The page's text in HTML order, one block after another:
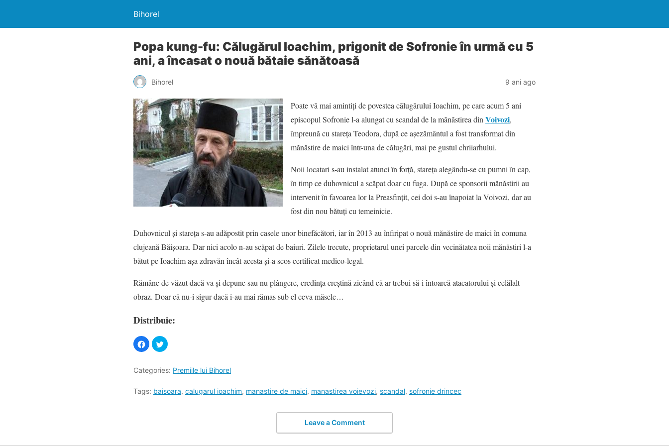
Bihorel
Popa kung-fu: Călugărul Ioachim, prigonit de Sofronie în urmă cu 5
ani, a încasat o nouă bătaie sănătoasă
Bihorel 9 ani ago
Poate vă mai amintiţi de povestea călugărului Ioachim, pe care acum 5 ani
episcopul Sofronie l-a alungat cu scandal de la mănăstirea din Voivozi,
împreună cu stareţa Teodora, după ce aşezământul a fost transformat din
mănăstire de maici într-una de călugări, mai pe gustul chriiarhului.
Noii locatari s-au instalat atunci în forţă, stareţa alegându-se cu pumni în cap,
în timp ce duhovnicul a scăpat doar cu fuga. După ce sponsorii mănăstirii au
intervenit în favoarea lor la Preasfinţit, cei doi s-au înapoiat la Voivozi, dar au
fost din nou bătuţi cu temeinicie.
Duhovnicul şi stareţa s-au adăpostit prin casele unor binefăcători, iar în 2013 au înfiripat o nouă mănăstire de maici în comuna
clujeană Băişoara. Dar nici acolo n-au scăpat de baiuri. Zilele trecute, proprietarul unei parcele din vecinătatea noii mănăstiri l-a
bătut pe Ioachim aşa zdravăn încât acesta şi-a scos certificat medico-legal.
Rămâne de văzut dacă va şi depune sau nu plângere, credinţa creştină zicând că ar trebui să-i întoarcă atacatorului şi celălalt
obraz. Doar că nu-i sigur dacă i-au mai rămas sub el ceva măsele…
Distribuie:
Categories: Premiile lui Bihorel
Tags: baisoara, calugarul ioachim, manastire de maici, manastirea voievozi, scandal, sofronie drincec
Leave a Comment